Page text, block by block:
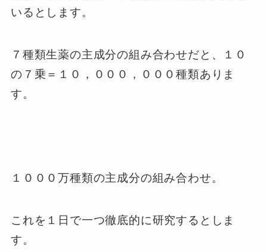
いるとします。
７種類生薬の主成分の組み合わせだと、１０
の７乗＝１０，０００，０００種類ありま
す。
１０００万種類の主成分の組み合わせ。
これを１日で一つ徹底的に研究するとしま
す。